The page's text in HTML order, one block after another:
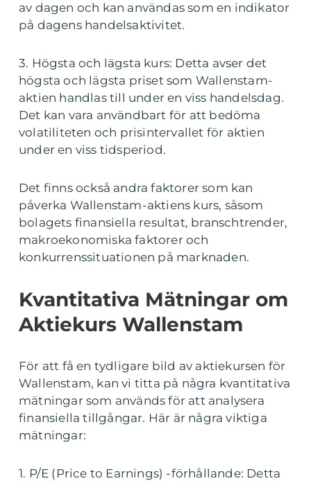
av dagen och kan användas som en indikator
på dagens handelsaktivitet.
3. Högsta och lägsta kurs: Detta avser det
högsta och lägsta priset som Wallenstam-
aktien handlas till under en viss handelsdag.
Det kan vara användbart för att bedöma
volatiliteten och prisintervallet för aktien
under en viss tidsperiod.
Det finns också andra faktorer som kan
påverka Wallenstam-aktiens kurs, såsom
bolagets finansiella resultat, branschtrender,
makroekonomiska faktorer och
konkurrenssituationen på marknaden.
Kvantitativa Mätningar om
Aktiekurs Wallenstam
För att få en tydligare bild av aktiekursen för
Wallenstam, kan vi titta på några kvantitativa
mätningar som används för att analysera
finansiella tillgångar. Här är några viktiga
mätningar:
1. P/E (Price to Earnings) -förhållande: Detta